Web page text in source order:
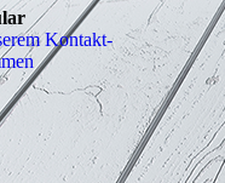
Kon­takt­